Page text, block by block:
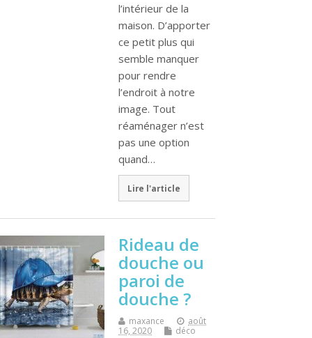
l’intérieur de la
maison. D’apporter
ce petit plus qui
semble manquer
pour rendre
l’endroit à notre
image. Tout
réaménager n’est
pas une option
quand…
Lire l'article
Rideau de
douche ou
paroi de
douche ?
maxance
août
16, 2020
déco